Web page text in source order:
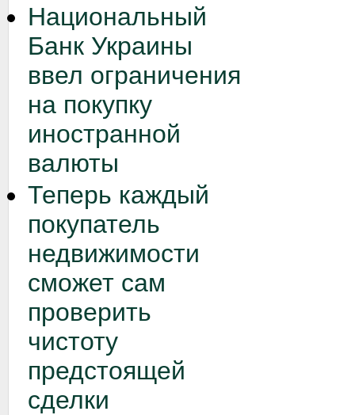
Национальный
Банк Украины
ввел ограничения
на покупку
иностранной
валюты
Теперь каждый
покупатель
недвижимости
сможет сам
проверить
чистоту
предстоящей
сделки